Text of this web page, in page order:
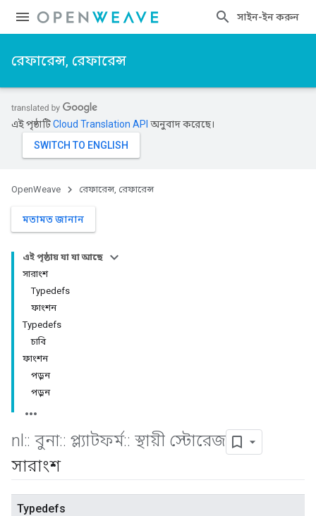
সাইন-ইন করুন
রেফারেন্স, রেফারেন্স
এই পৃষ্ঠাটিCloud Translation API অনুবাদ করেছে।
OpenWeave রেফারেন্স, রেফারেন্স
মতামত জানান
এই পৃষ্ঠায় যা যা আছে
সারাংশ
Typedefs
ফাংশন
Typedefs
চাবি
ফাংশন
পড়ুন
পড়ুন
nl :: বুনা:: প্ল্যাটফর্ম:: স্থায়ী স্টোরেজ
সারাংশ
Typedefs